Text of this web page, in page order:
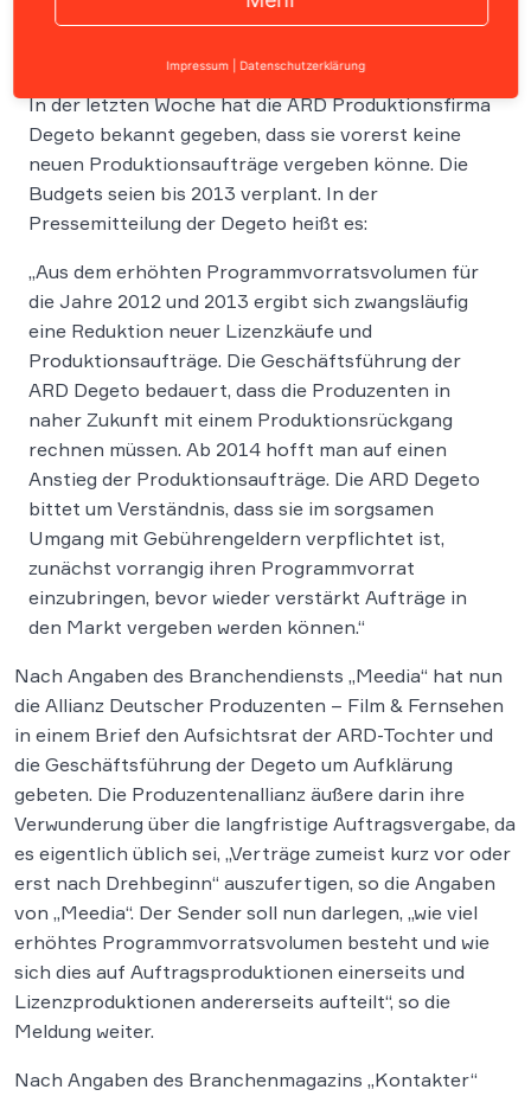
In der letzten Woche hat die ARD Produktionsfirma
Degeto bekannt gegeben, dass sie vorerst keine
neuen Produktionsaufträge vergeben könne. Die
Budgets seien bis 2013 verplant. In der
Pressemitteilung der Degeto heißt es:
„Aus dem erhöhten Programmvorratsvolumen für
die Jahre 2012 und 2013 ergibt sich zwangsläufig
eine Reduktion neuer Lizenzkäufe und
Produktionsaufträge. Die Geschäftsführung der
ARD Degeto bedauert, dass die Produzenten in
naher Zukunft mit einem Produktionsrückgang
rechnen müssen. Ab 2014 hofft man auf einen
Anstieg der Produktionsaufträge. Die ARD Degeto
bittet um Verständnis, dass sie im sorgsamen
Umgang mit Gebührengeldern verpflichtet ist,
zunächst vorrangig ihren Programmvorrat
einzubringen, bevor wieder verstärkt Aufträge in
den Markt vergeben werden können.“
Nach Angaben des Branchendiensts „Meedia“ hat nun
die Allianz Deutscher Produzenten – Film & Fernsehen
in einem Brief den Aufsichtsrat der ARD-Tochter und
die Geschäftsführung der Degeto um Aufklärung
gebeten. Die Produzentenallianz äußere darin ihre
Verwunderung über die langfristige Auftragsvergabe, da
es eigentlich üblich sei, „Verträge zumeist kurz vor oder
erst nach Drehbeginn“ auszufertigen, so die Angaben
von „Meedia“. Der Sender soll nun darlegen, „wie viel
erhöhtes Programmvorratsvolumen besteht und wie
sich dies auf Auftragsproduktionen einerseits und
Lizenzproduktionen andererseits aufteilt“, so die
Meldung weiter.
Nach Angaben des Branchenmagazins „Kontakter“
Impressum Datenschutzerklärung